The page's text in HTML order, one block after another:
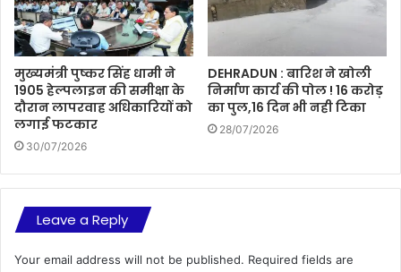
मुख्यमंत्री पुष्कर सिंह धामी ने
1905 हेल्पलाइन की समीक्षा के
दौरान लापरवाह अधिकारियों को
लगाई फटकार
30/07/2026
DEHRADUN : बारिश ने खोली
निर्माण कार्य की पोल ! 16 करोड़
का पुल,16 दिन भी नही टिका
28/07/2026
Leave a Reply
Your email address will not be published. Required fields are